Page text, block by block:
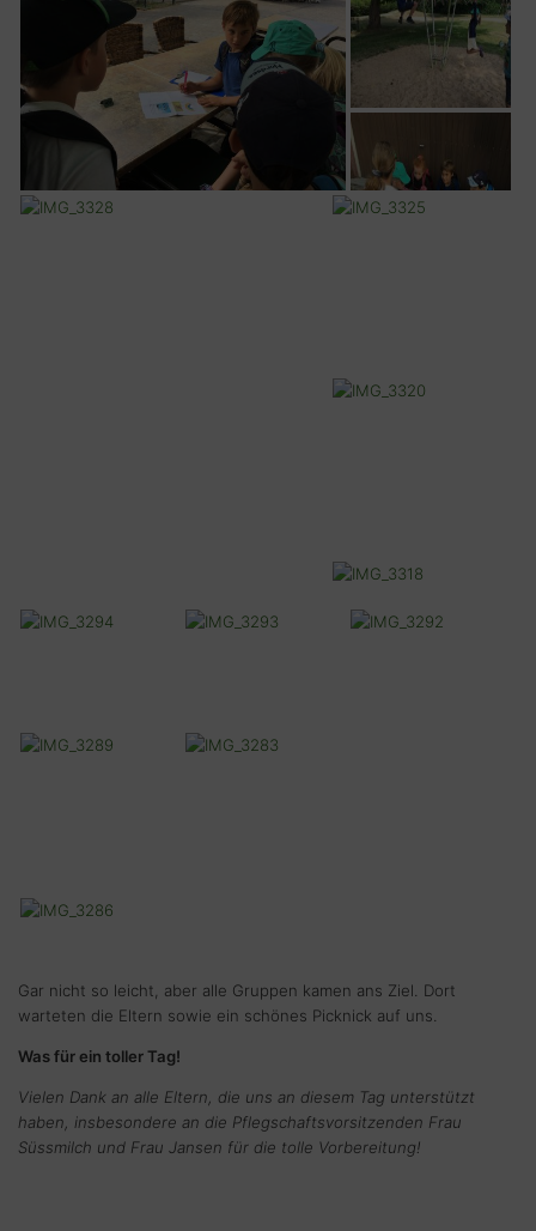
Gar nicht so leicht, aber alle Gruppen kamen ans Ziel. Dort
warteten die Eltern sowie ein schönes Picknick auf uns.
Was für ein toller Tag!
Vielen Dank an alle Eltern, die uns an diesem Tag unterstützt
haben, insbesondere an die Pflegschaftsvorsitzenden Frau
Süssmilch und Frau Jansen für die tolle Vorbereitung!